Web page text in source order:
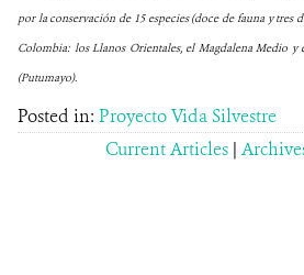
por la conservación de 15 especies (doce de fauna y tres
Colombia: los Llanos Orientales, el Magdalena Medio
(Putumayo).
Posted in: Proyecto Vida Silvestre
Current Articles |